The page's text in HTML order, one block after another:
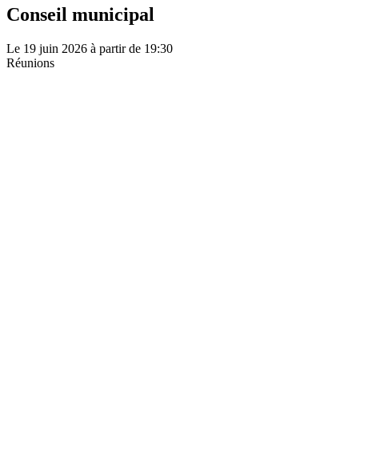
La-
Balme-
Grottes
Conseil municipal
Le 19 juin 2026 à partir de 19:30
Réunions